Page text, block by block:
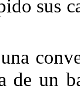
sus
de un